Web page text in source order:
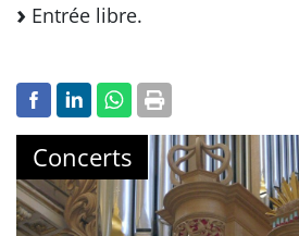
Entrée libre.
Concerts